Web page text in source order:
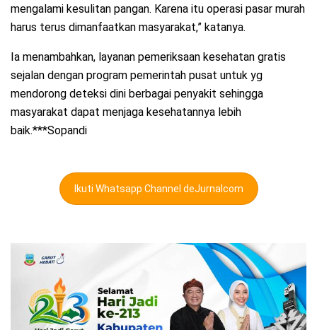
mengalami kesulitan pangan. Karena itu operasi pasar murah
harus terus dimanfaatkan masyarakat,” katanya.
Ia menambahkan, layanan pemeriksaan kesehatan gratis
sejalan dengan program pemerintah pusat untuk yg
mendorong deteksi dini berbagai penyakit sehingga
masyarakat dapat menjaga kesehatannya lebih
baik.***Sopandi
Ikuti Whatsapp Channel deJurnalcom